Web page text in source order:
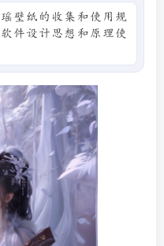
壁纸的收集和使用规
件设计思想和原理使
得传播。若用于其他